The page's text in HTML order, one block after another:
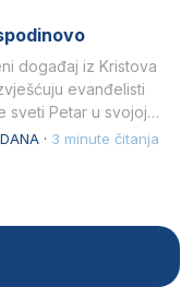
događaj iz Kristova
evanđelisti
sveti Petar u svojoj
· 3 minute čitanja